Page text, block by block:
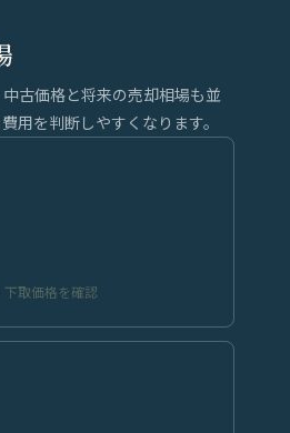
古価格と将来の売却相場も並
用を判断しやすくなります。
下取価格を確認